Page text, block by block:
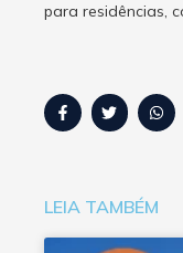
para residências,
LEIA TAMBÉM